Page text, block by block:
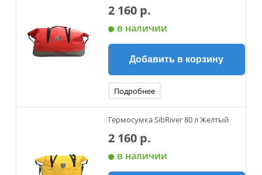
2 160 р.
в наличии
Добавить в корзину
Подробнее
Гермосумка SibRiver 80 л Желтый
2 160 р.
в наличии